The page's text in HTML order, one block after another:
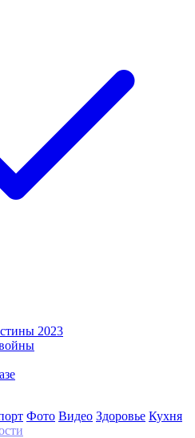
2023
Фото Видео Здоровье Кухня